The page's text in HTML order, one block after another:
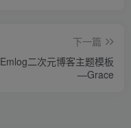
下一篇
Emlog二次元博客主题模板
—Grace